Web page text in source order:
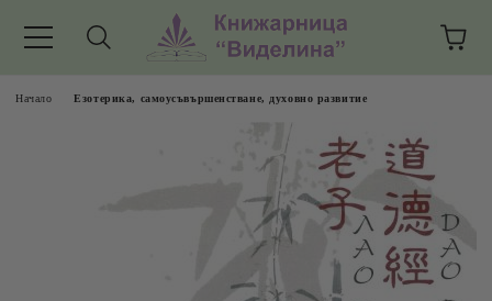
Начало Езотерика, самоусъвършенстване, духовно развитие